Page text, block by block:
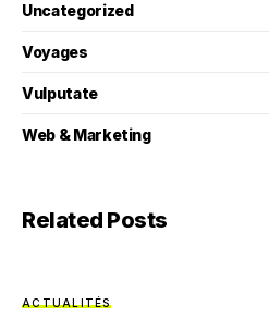
Uncategorized
Voyages
Vulputate
Web & Marketing
Related Posts
ACTUALITÉS